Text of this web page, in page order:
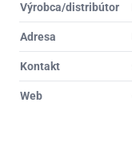
Výrobca/distribútor
Adresa
Kontakt
Web